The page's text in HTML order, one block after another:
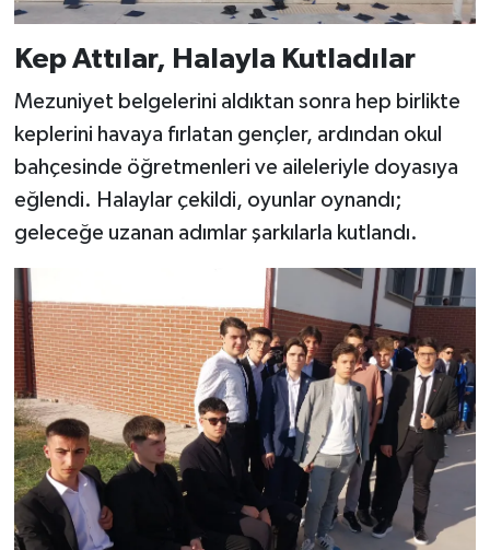
Kep Attılar, Halayla Kutladılar
Mezuniyet belgelerini aldıktan sonra hep birlikte
keplerini havaya fırlatan gençler, ardından okul
bahçesinde öğretmenleri ve aileleriyle doyasıya
eğlendi. Halaylar çekildi, oyunlar oynandı;
geleceğe uzanan adımlar şarkılarla kutlandı.